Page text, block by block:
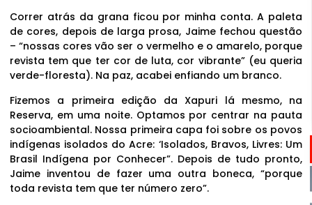
Correr atrás da grana ficou por minha conta. A paleta
de cores, depois de larga prosa, Jaime fechou questão
– “nossas cores vão ser o vermelho e o amarelo, porque
revista tem que ter cor de luta, cor vibrante” (eu queria
verde-floresta). Na paz, acabei enfiando um branco.
Fizemos a primeira edição da Xapuri lá mesmo, na
Reserva, em uma noite. Optamos por centrar na pauta
socioambiental. Nossa primeira capa foi sobre os povos
indígenas isolados do Acre: ‘Isolados, Bravos, Livres: Um
Brasil Indígena por Conhecer”. Depois de tudo pronto,
Jaime inventou de fazer uma outra boneca, “porque
toda revista tem que ter número zero”.